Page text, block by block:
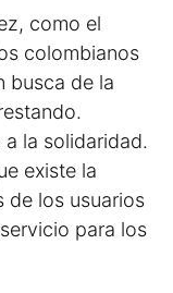
como el
colombianos
busca de la
la solidaridad.
existe la
de los usuarios
para los